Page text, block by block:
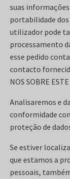
suas
portabilidade
utilizador pode
processamento
esse pedido
contacto
NOS SOBRE
Analisaremos e
conformidade
proteção de
Se estiver
que estamos a
pessoais,